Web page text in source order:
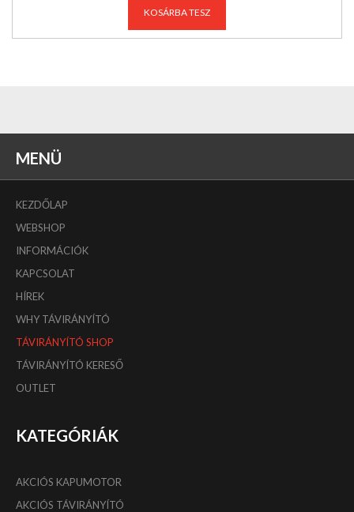
KOSÁRBA TESZ
MENÜ
KEZDŐLAP
WEBSHOP
INFORMÁCIÓK
KAPCSOLAT
HÍREK
WHY TÁVIRÁNYÍTÓ
TÁVIRÁNYÍTÓ SHOP
TÁVIRÁNYÍTÓ KERESŐ
OUTLET
KATEGÓRIÁK
AKCIÓS KAPUMOTOR
AKCIÓS TÁVIRÁNYÍTÓ